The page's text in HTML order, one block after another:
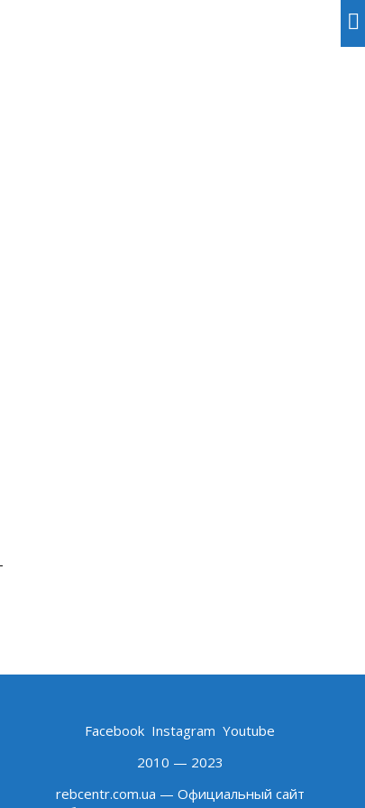
Facebook Instagram Youtube
2010 — 2023
rebcentr.com.ua — Официальный сайт